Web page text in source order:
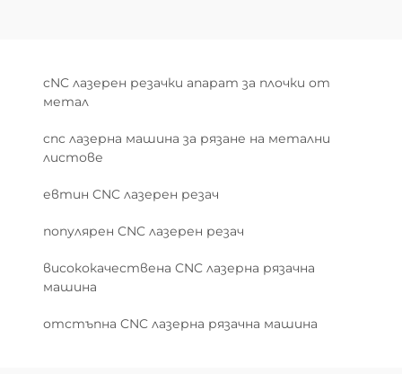
cNC лазерен резачки апарат за плочки от
метал
cnc лазерна машина за рязане на метални
листове
евтин CNC лазерен резач
популярен CNC лазерен резач
висококачествена CNC лазерна рязачна
машина
отстъпна CNC лазерна рязачна машина